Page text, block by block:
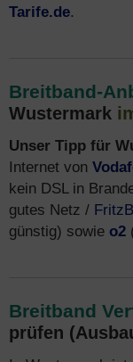
Tarife.de.
Breitband-
Wustermark
Unser Tipp für
Internet von
kein DSL in
gutes Netz /
günstig) sowie o2
Breitband
prüfen